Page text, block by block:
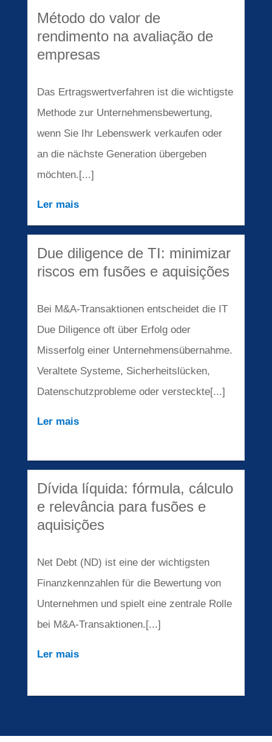
Método do valor de
rendimento na avaliação de
empresas
Das Ertragswertverfahren ist die wichtigste
Methode zur Unternehmensbewertung,
wenn Sie Ihr Lebenswerk verkaufen oder
an die nächste Generation übergeben
möchten.[...]
Ler mais
Due diligence de TI: minimizar
riscos em fusões e aquisições
Bei M&A-Transaktionen entscheidet die IT
Due Diligence oft über Erfolg oder
Misserfolg einer Unternehmensübernahme.
Veraltete Systeme, Sicherheitslücken,
Datenschutzprobleme oder versteckte[...]
Ler mais
Dívida líquida: fórmula, cálculo
e relevância para fusões e
aquisições
Net Debt (ND) ist eine der wichtigsten
Finanzkennzahlen für die Bewertung von
Unternehmen und spielt eine zentrale Rolle
bei M&A-Transaktionen.[...]
Ler mais